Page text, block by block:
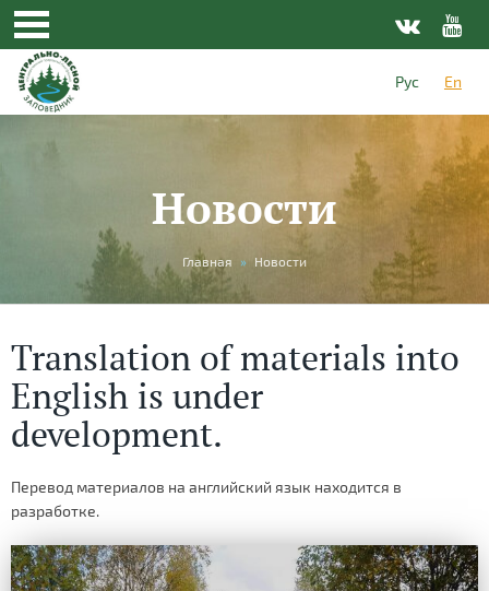
Рус En
Новости
are
here
Главная » Новости
Translation of materials into
English is under
development.
Перевод материалов на английский язык находится в
разработке.